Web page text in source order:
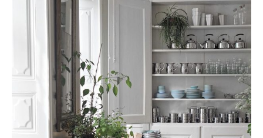
deberíamos
tener
nuestra